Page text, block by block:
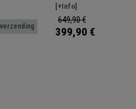
biedt
uw
en geperforeerde
resistent, groot comfort.
verschillende kleuren en
[+Info]
649,90 €
399,90 €